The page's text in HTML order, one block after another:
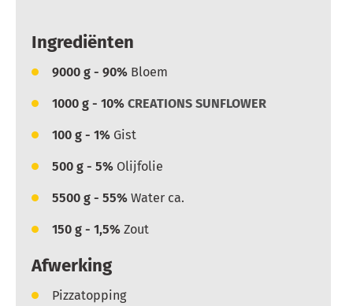
Ingrediënten
9000 g - 90% Bloem
1000 g - 10% CREATIONS SUNFLOWER
100 g - 1% Gist
500 g - 5% Olijfolie
5500 g - 55% Water ca.
150 g - 1,5% Zout
Afwerking
Pizzatopping